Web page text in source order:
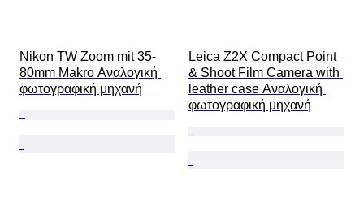
Nikon TW Zoom mit 35-
80mm Makro Αναλογική
φωτογραφική μηχανή
Leica Z2X Compact Point
& Shoot Film Camera with
leather case Αναλογική
φωτογραφική μηχανή